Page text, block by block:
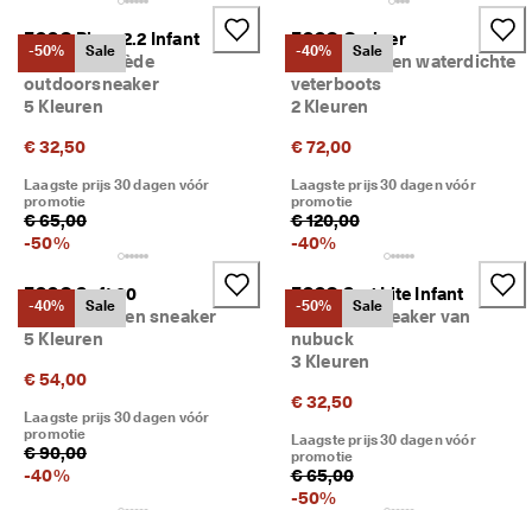
-50% Sale
ECCO Biom 2.2 Infant
Kinderen suède
outdoorsneaker
5 Kleuren
€ 32,50
Laagste prijs 30 dagen vóór
promotie
€ 65,00
-50%
-40% Sale
ECCO Grainer
Kinderen leren waterdichte
veterboots
2 Kleuren
€ 72,00
Laagste prijs 30 dagen vóór
promotie
€ 120,00
-40%
-40% Sale
ECCO Soft 60
Kinderen leren sneaker
5 Kleuren
€ 54,00
Laagste prijs 30 dagen vóór
promotie
€ 90,00
-40%
-50% Sale
ECCO Sp.1 Lite Infant
Kinderen sneaker van
nubuck
3 Kleuren
€ 32,50
Laagste prijs 30 dagen vóór
promotie
€ 65,00
-50%